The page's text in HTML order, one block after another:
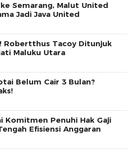
Semarang, Malut United
Jadi Java United
Robertthus Tacoy Ditunjuk
Maluku Utara
Belum Cair 3 Bulan?
Komitmen Penuhi Hak Gaji
Efisiensi Anggaran